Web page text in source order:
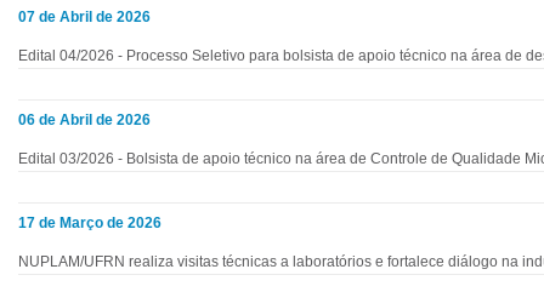
07 de Abril de 2026
Edital 04/2026 - Processo Seletivo para bolsista de apoio técnico na área de
06 de Abril de 2026
Edital 03/2026 - Bolsista de apoio técnico na área de Controle de Qualidade
17 de Março de 2026
NUPLAM/UFRN realiza visitas técnicas a laboratórios e fortalece diálogo na